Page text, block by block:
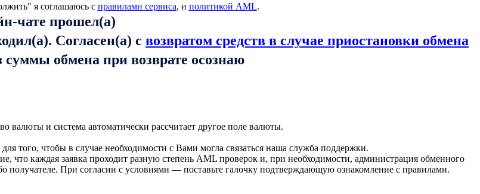
я соглашаюсь с правилами сервиса, и политикой AML.
чате прошел(а)
Согласен(а) с возвратом средств в случае приостановки обмена
обмена при возврате осознаю
и система автоматически рассчитает другое поле валюты.
того, чтобы в случае необходимости с Вами могла связаться наша служба поддержки.
что каждая заявка проходит разную степень AML проверок и, при необходимости, администрация обменного
получателе. При согласии с условиями — поставьте галочку подтверждающую ознакомление с правилами.